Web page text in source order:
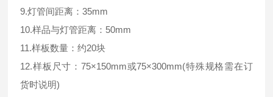
9.灯管间距离：35mm
10.样品与灯管距离：50mm
11.样板数量：约20块
12.样板尺寸：75×150mm或75×300mm(特殊规格需在订
货时说明)